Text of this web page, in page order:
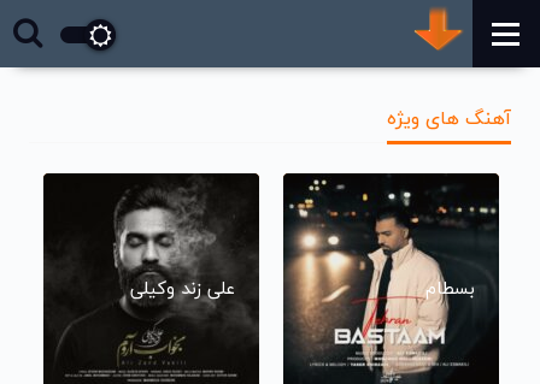
آهنگ های ویژه
بسطام علی زند وکیلی